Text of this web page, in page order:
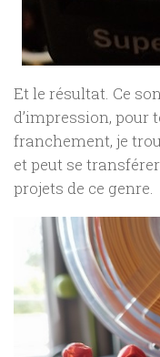
Et le résultat. Ce
d’impression, pour
franchement, je
et peut se
projets de ce genre.